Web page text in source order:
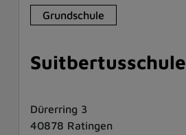
Grundschule
Suitbertusschule
Dürerring 3
40878 Ratingen